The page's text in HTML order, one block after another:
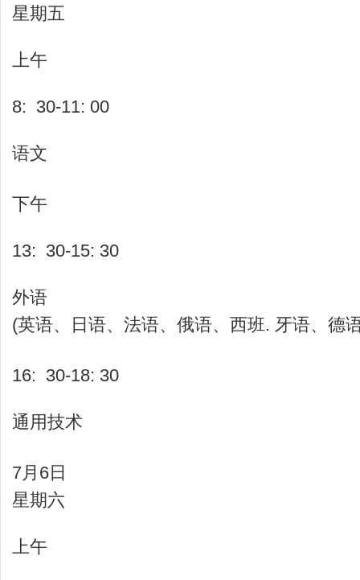
星期五
上午
8: 30-11: 00
语文
下午
13: 30-15: 30
外语
(英语、日语、法语、俄语、西班. 牙语、德
16: 30-18: 30
通用技术
7月6日
星期六
上午